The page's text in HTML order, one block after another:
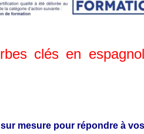
clés en
sur mesure pour répondre à